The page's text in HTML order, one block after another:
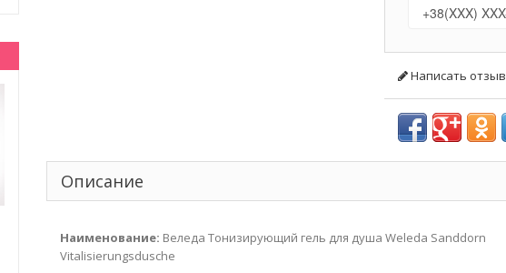
Написать отзыв
Описание
Наименование: Веледа Тонизирующий гель для душа Weleda Sanddorn
Vitalisierungsdusche